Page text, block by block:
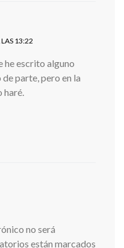
13:22
he escrito alguno
parte, pero en la
haré.
no será
están marcados